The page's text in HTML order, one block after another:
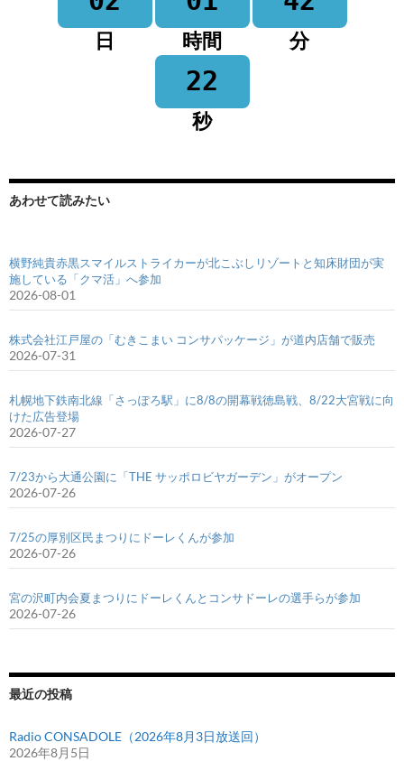
日 時間 分
22
秒
あわせて読みたい
横野純貴赤黒スマイルストライカーが北こぶしリゾートと知床財団が実
施している「クマ活」へ参加
2026-08-01
株式会社江戸屋の「むきこまい コンサパッケージ」が道内店舗で販売
2026-07-31
札幌地下鉄南北線「さっぽろ駅」に8/8の開幕戦徳島戦、8/22大宮戦に向
けた広告登場
2026-07-27
7/23から大通公園に「THE サッポロビヤガーデン」がオープン
2026-07-26
7/25の厚別区民まつりにドーレくんが参加
2026-07-26
宮の沢町内会夏まつりにドーレくんとコンサドーレの選手らが参加
2026-07-26
最近の投稿
Radio CONSADOLE（2026年8月3日放送回）
2026年8月5日